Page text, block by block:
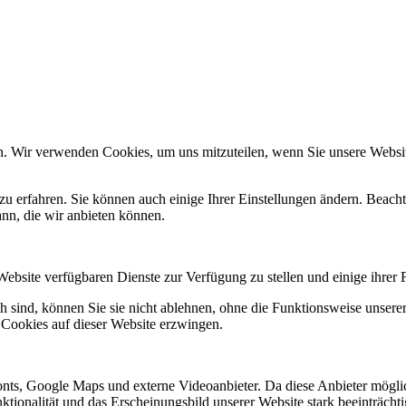
verwenden Cookies, um uns mitzuteilen, wenn Sie unsere
erfahren. Sie können auch einige Ihrer Einstellungen ändern.
die wir anbieten können.
verfügbaren Dienste zur Verfügung zu stellen und einige ihrer
können Sie sie nicht ablehnen, ohne die Funktionsweise
auf dieser Website erzwingen.
Google Maps und externe Videoanbieter. Da diese Anbieter
und das Erscheinungsbild unserer Website stark